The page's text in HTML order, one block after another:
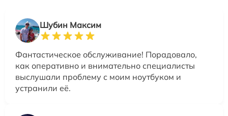
Шубин Максим
Фантастическое обслуживание! Порадовало,
как оперативно и внимательно специалисты
выслушали проблему с моим ноутбуком и
устранили её.